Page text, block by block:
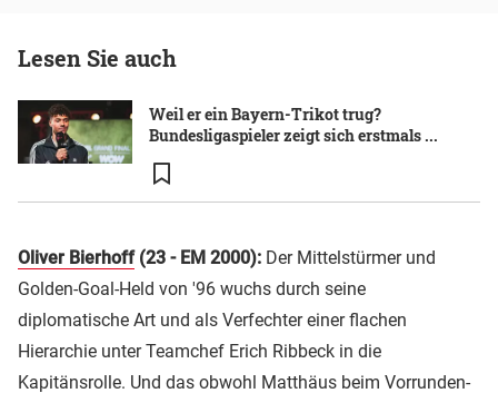
Lesen Sie auch
Weil er ein Bayern-Trikot trug?
Bundesligaspieler zeigt sich erstmals ...
Oliver Bierhoff(23 - EM 2000): Der Mittelstürmer und
Golden-Goal-Held von '96 wuchs durch seine
diplomatische Art und als Verfechter einer flachen
Hierarchie unter Teamchef Erich Ribbeck in die
Kapitänsrolle. Und das obwohl Matthäus beim Vorrunden-